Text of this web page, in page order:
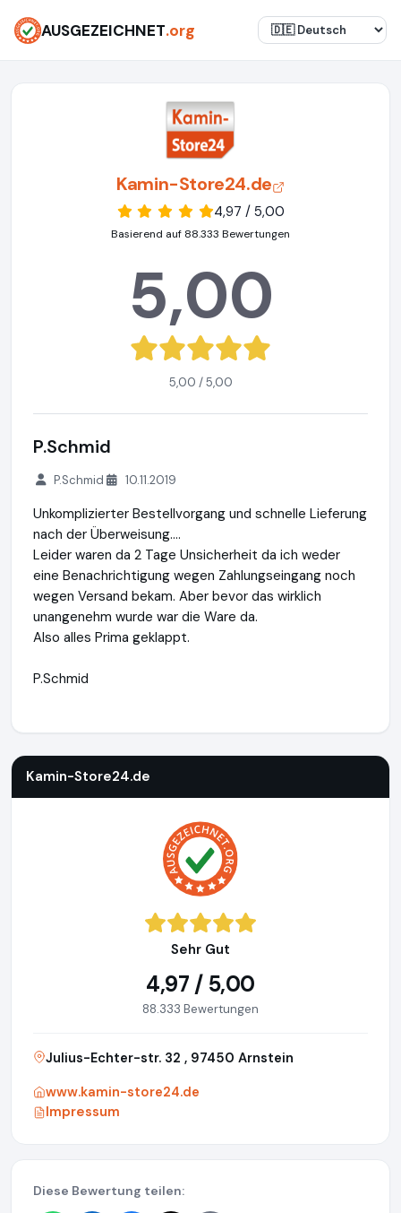
AUSGEZEICHNET.org
Kamin-Store24.de
4,97 / 5,00
Basierend auf 88.333 Bewertungen
5,00
5,00 / 5,00
P.Schmid
P.Schmid 10.11.2019
Unkomplizierter Bestellvorgang und schnelle Lieferung
nach der Überweisung....
Leider waren da 2 Tage Unsicherheit da ich weder
eine Benachrichtigung wegen Zahlungseingang noch
wegen Versand bekam. Aber bevor das wirklich
unangenehm wurde war die Ware da.
Also alles Prima geklappt.
P.Schmid
Kamin-Store24.de
Sehr Gut
4,97 / 5,00
88.333 Bewertungen
Julius-Echter-str. 32 , 97450 Arnstein
www.kamin-store24.de
Impressum
Diese Bewertung teilen: